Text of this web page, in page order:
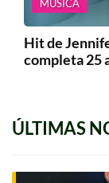
MÚSICA
Hit de
completa 25
ÚLTIMAS